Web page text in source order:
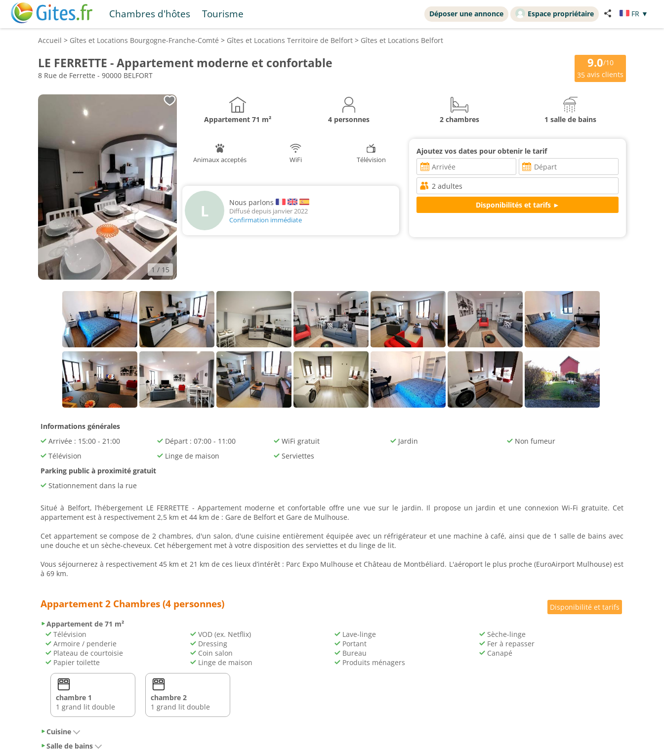
Chambres d'hôtes Tourisme Déposer une annonce Espace propriétaire FR ▼
Accueil > Gîtes et Locations Bourgogne-Franche-Comté > Gîtes et Locations Territoire de Belfort > Gîtes et Locations Belfort
9.0/10
35 avis clients
LE FERRETTE - Appartement moderne et confortable
8 Rue de Ferrette - 90000 BELFORT
1 / 15
Appartement71 m² 4 personnes 2 chambres 1 salle de bains
Animaux acceptés WiFi Télévision
Ajoutez vos dates pour obtenir le tarif
L Nous parlons
Diffusé depuis janvier 2022
Confirmation immédiate
Informations générales
Arrivée : 15:00 - 21:00
Départ : 07:00 - 11:00 WiFi gratuit Jardin
Non fumeur
Télévision
Linge de maison
Serviettes
Parking public à proximité gratuit
Stationnement dans la rue
Situé à Belfort, l’hébergement LE FERRETTE - Appartement moderne et confortable offre une vue sur le jardin. Il propose un jardin et une connexion Wi-Fi gratuite. Cet
appartement est à respectivement 2,5 km et 44 km de : Gare de Belfort et Gare de Mulhouse.
Cet appartement se compose de 2 chambres, d'un salon, d'une cuisine entièrement équipée avec un réfrigérateur et une machine à café, ainsi que de 1 salle de bains avec
une douche et un sèche-cheveux. Cet hébergement met à votre disposition des serviettes et du linge de lit.
Vous séjournerez à respectivement 45 km et 21 km de ces lieux d’intérêt : Parc Expo Mulhouse et Château de Montbéliard. L'aéroport le plus proche (EuroAirport Mulhouse) est
à 69 km.
Appartement 2 Chambres (4 personnes)
Appartement de 71 m²
Télévision
VOD (ex. Netflix) Lave-linge
Sèche-linge
Armoire / penderie
Dressing Portant
Fer à repasser
Plateau de courtoisie
Coin salon Bureau
Canapé
Papier toilette
Linge de maison Produits ménagers
chambre 1
1 grand lit double
chambre 2
1 grand lit double
Cuisine
Salle de bains
Disponibilité et tarifs